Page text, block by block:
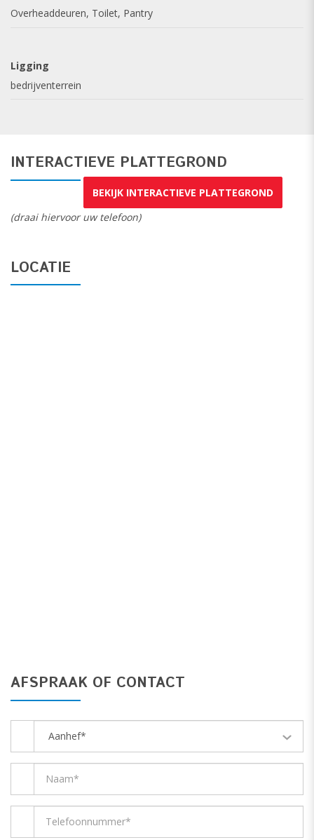
Huurprijs € 14.850,- per maand.
Overheaddeuren, Toilet, Pantry
Ligging
bedrijventerrein
INTERACTIEVE PLATTEGROND
BEKIJK INTERACTIEVE PLATTEGROND
(draai hiervoor uw telefoon)
LOCATIE
AFSPRAAK OF CONTACT
Aanhef*